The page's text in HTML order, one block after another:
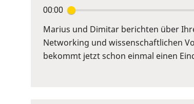
00:00
Enter
or
Space
to
Marius und Dimitar berichten über
Networking und wissenschaftlichen
bekommt jetzt schon einmal einen